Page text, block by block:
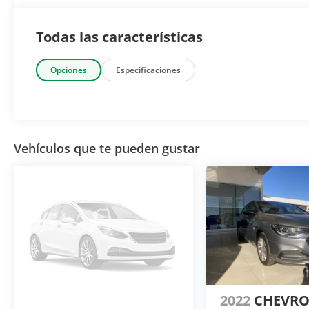
Todas las características
Opciones Especificaciones
Vehículos que te pueden gustar
2022